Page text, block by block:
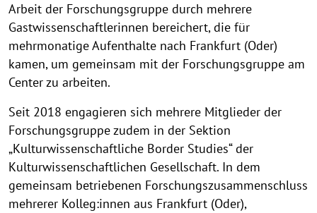
Arbeit der Forschungsgruppe durch mehrere
Gastwissenschaftlerinnen bereichert, die für
mehrmonatige Aufenthalte nach Frankfurt (Oder)
kamen, um gemeinsam mit der Forschungsgruppe am
Center zu arbeiten.
Seit 2018 engagieren sich mehrere Mitglieder der
Forschungsgruppe zudem in der Sektion
„Kulturwissenschaftliche Border Studies“ der
Kulturwissenschaftlichen Gesellschaft. In dem
gemeinsam betriebenen Forschungszusammenschluss
mehrerer Kolleg:innen aus Frankfurt (Oder),